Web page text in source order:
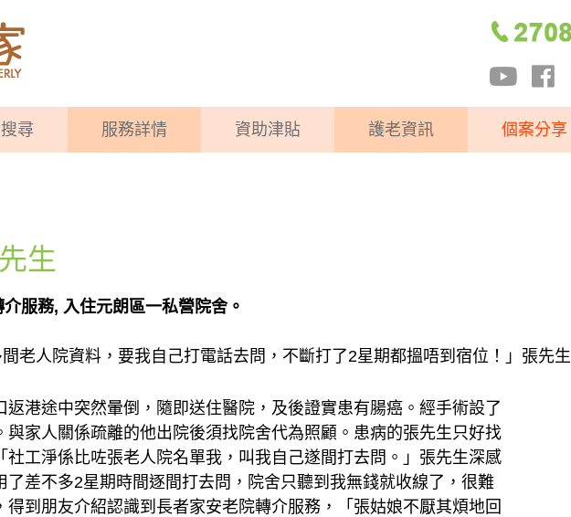
尋 服務詳情 資助津貼 護老資訊 個案分享
生
服務, 入住元朗區一私營院舍。
間老人院資料，要我自己打電話去問，不斷打了2星期都搵唔到宿位！」張先生
返港途中突然暈倒，隨即送住醫院，及後證實患有腸癌。經手術設了
與家人關係疏離的他出院後須找院舍代為照顧。患病的張先生只好找
社工淨係比咗張老人院名單我，叫我自己遂間打去問。」張先生深感
了差不多2星期時間逐間打去問，院舍只聽到我無錢就收線了，很難
得到朋友介紹認識到長者家安老院轉介服務，「張姑娘不厭其煩地回